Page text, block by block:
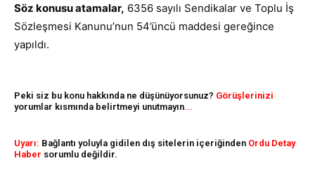
Söz konusu atamalar, 6356 sayılı Sendikalar ve Toplu İş
Sözleşmesi Kanunu’nun 54’üncü maddesi gereğince
yapıldı.
Peki siz bu konu hakkında ne düşünüyorsunuz? Görüşlerinizi
yorumlar kısmında belirtmeyi unutmayın...
Uyarı: Bağlantı yoluyla gidilen dış sitelerin içeriğinden Ordu Detay
Haber sorumlu değildir.